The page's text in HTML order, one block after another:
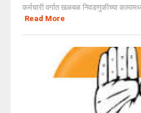
कर्मचारी वर्गात खळबळ निवडणुकीच्या
Read More